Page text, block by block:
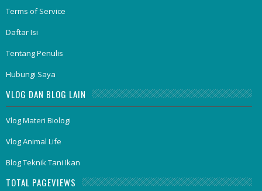
Terms of Service
Daftar Isi
Tentang Penulis
Hubungi Saya
VLOG DAN BLOG LAIN
Vlog Materi Biologi
Vlog Animal Life
Blog Teknik Tani Ikan
TOTAL PAGEVIEWS